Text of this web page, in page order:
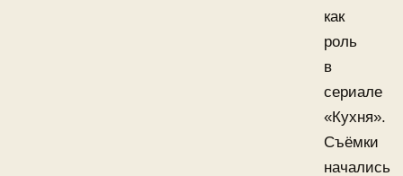
как
роль
в
сериале
«Кухня».
Съёмки
начались